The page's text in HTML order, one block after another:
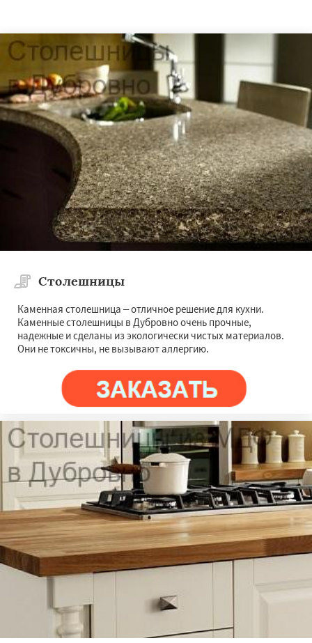
регионам
Новолукомль Сенно Толочин
Чашники
Столешницы
Каменная столешница – отличное решение для кухни.
Каменные столешницы в Дубровно очень прочные,
надежные и сделаны из экологически чистых материалов.
Они не токсичны, не вызывают аллергию.
Даю согласие на обработку персональных данных